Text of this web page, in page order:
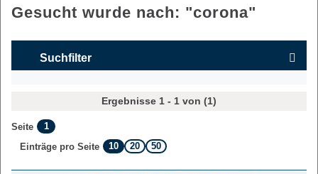
Gesucht wurde nach: "corona"
Suchfilter
Ergebnisse 1 - 1 von (1)
Seite
1
Einträge pro Seite
10 20 50